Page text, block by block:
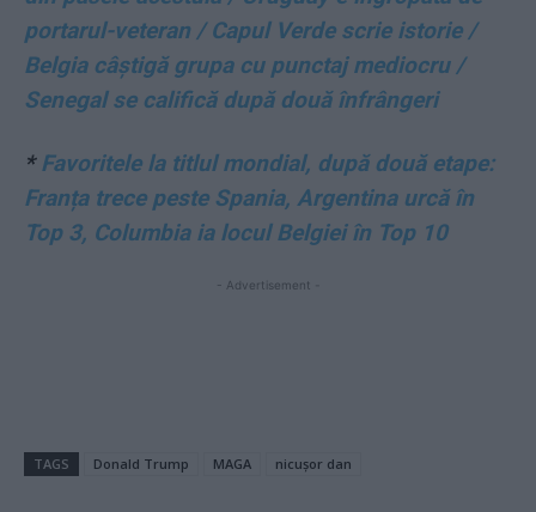
portarul-veteran / Capul Verde scrie istorie /
Belgia câștigă grupa cu punctaj mediocru /
Senegal se califică după două înfrângeri
*Favoritele la titlul mondial, după două etape:
Franța trece peste Spania, Argentina urcă în
Top 3, Columbia ia locul Belgiei în Top 10
- Advertisement -
TAGS Donald Trump MAGA nicușor dan